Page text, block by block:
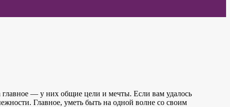
— у них общие цели и мечты. Если вам удалось
Главное, уметь быть на одной волне со своим